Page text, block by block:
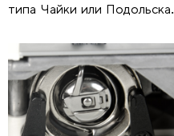
типа Чайки или Подольска.